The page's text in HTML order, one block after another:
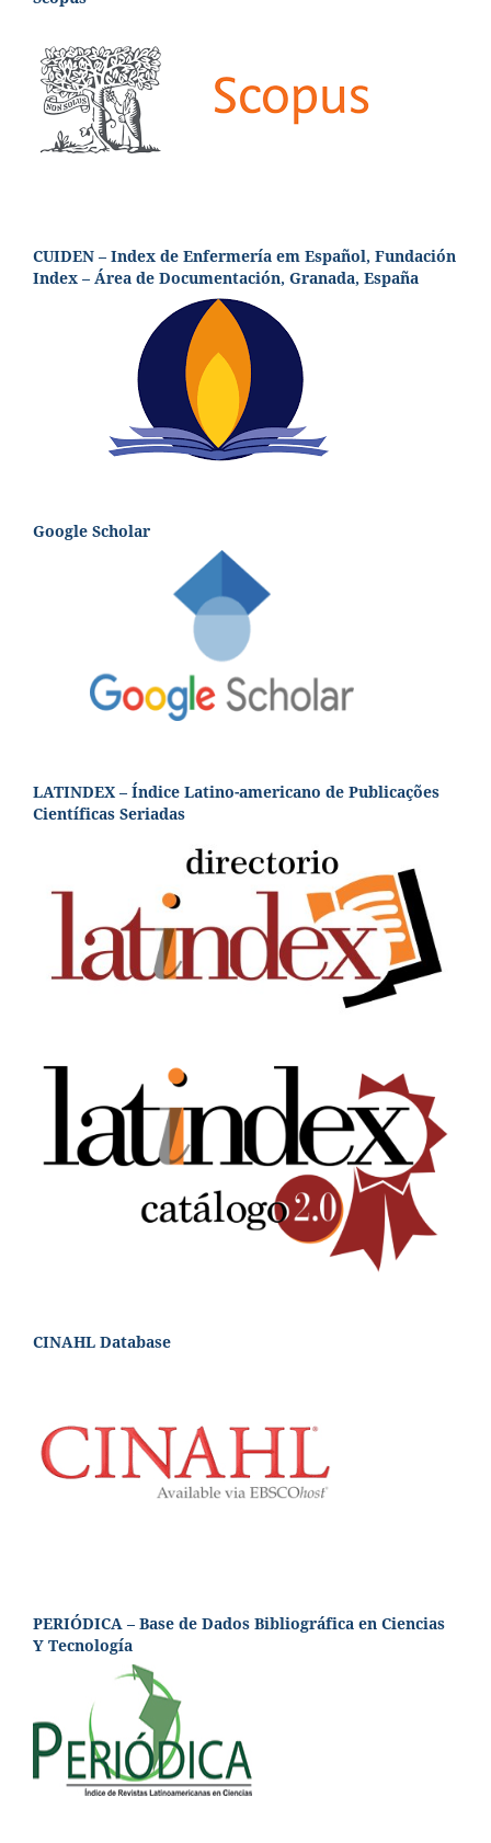
CUIDEN – Index de Enfermería em Español, Fundación
Index – Área de Documentación, Granada, España
Google Scholar
LATINDEX – Índice Latino-americano de Publicações
Científicas Seriadas
CINAHL Database
PERIÓDICA – Base de Dados Bibliográfica en Ciencias
Y Tecnología